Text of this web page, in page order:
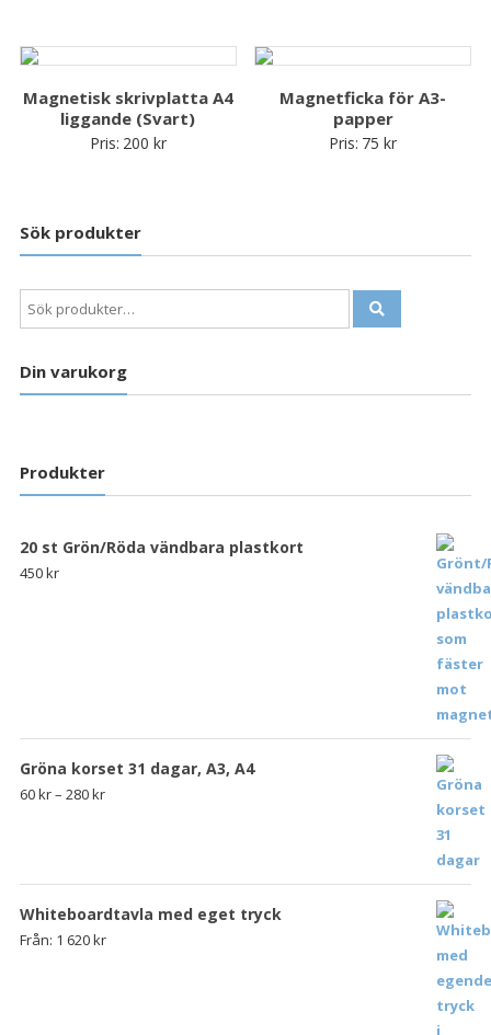
Magnetisk skrivplatta A4
liggande (Svart)
Pris: 200 kr
Magnetficka för A3-
papper
Pris: 75kr
Sök produkter
Sök
efter:
Din varukorg
Produkter
20 st Grön/Röda vändbara plastkort
450kr
Gröna korset 31 dagar, A3, A4
60kr– 280kr
Whiteboardtavla med eget tryck
Från: 1 620kr